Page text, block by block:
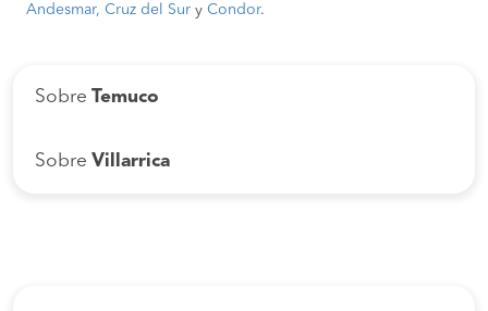
Andesmar, Cruz del Sur y Condor.
Sobre Temuco
Sobre Villarrica